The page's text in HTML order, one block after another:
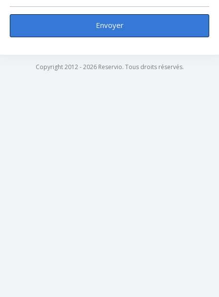
Envoyer
Copyright 2012 - 2026 Reservio. Tous droits réservés.